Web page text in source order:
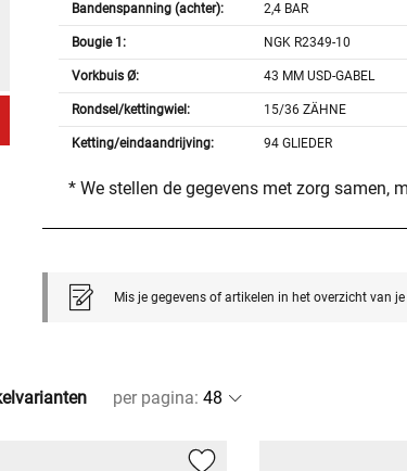
Bandenspanning (achter): 2,4 BAR
Bougie 1: NGK R2349-10
Vorkbuis Ø: 43 MM USD-GABEL
Rondsel/kettingwiel: 15/36 ZÄHNE
Ketting/eindaandrijving: 94 GLIEDER
* We stellen de gegevens met zorg samen,
Mis je gegevens of artikelen in het overzicht van
per pagina: